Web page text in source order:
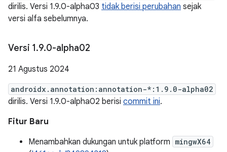
dirilis. Versi 1.9.0-alpha03 tidak berisi perubahan sejak
versi alfa sebelumnya.
Versi 1.9.0-alpha02
21 Agustus 2024
androidx.annotation:annotation-*:1.9.0-alpha02
dirilis. Versi 1.9.0-alpha02 berisi commit ini.
Fitur Baru
Menambahkan dukungan untuk platform mingwX64